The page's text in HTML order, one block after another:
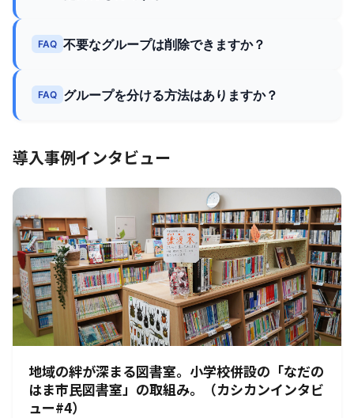
FAQ 不要なグループは削除できますか？
FAQ グループを分ける方法はありますか？
導入事例インタビュー
地域の絆が深まる図書室。小学校併設の「なだの
はま市民図書室」の取組み。（カシカンインタビ
ュー#4）